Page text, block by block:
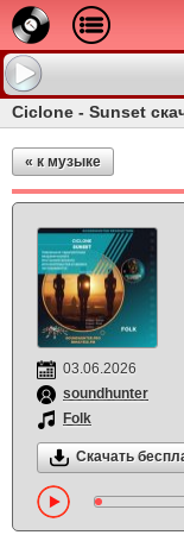
Ciclone - Sunset
« к музыке
03.06.2026
soundhunter
Folk
Скачать